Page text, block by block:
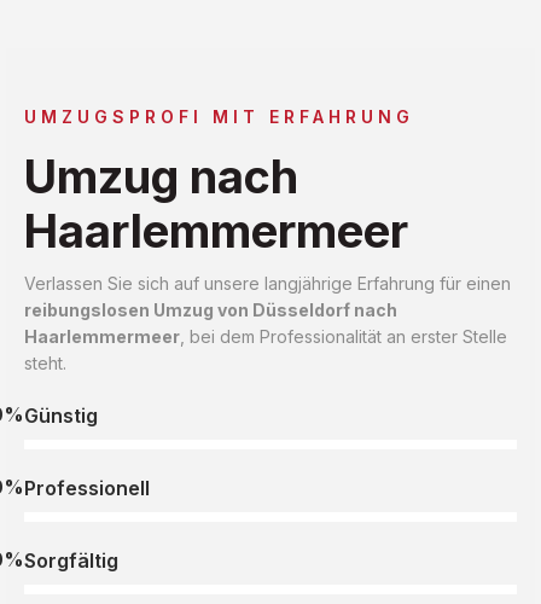
UMZUGSPROFI MIT ERFAHRUNG
Umzug nach
Haarlemmermeer
Verlassen Sie sich auf unsere langjährige Erfahrung für einen
reibungslosen Umzug von Düsseldorf nach
Haarlemmermeer , bei dem Professionalität an erster Stelle
steht.
Günstig
Professionell
Sorgfältig